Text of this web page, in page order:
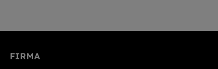
FIRMA